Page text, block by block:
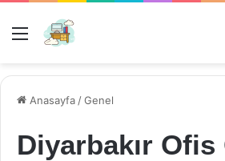
Menü
Anasayfa /Genel
Diyarbakır